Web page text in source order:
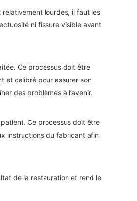
lourdes, il faut les
ni fissure visible avant
Ce processus doit être
et calibré pour assurer son
des problèmes à l’avenir.
Ce processus doit être
instructions du fabricant afin
de la restauration et rend le